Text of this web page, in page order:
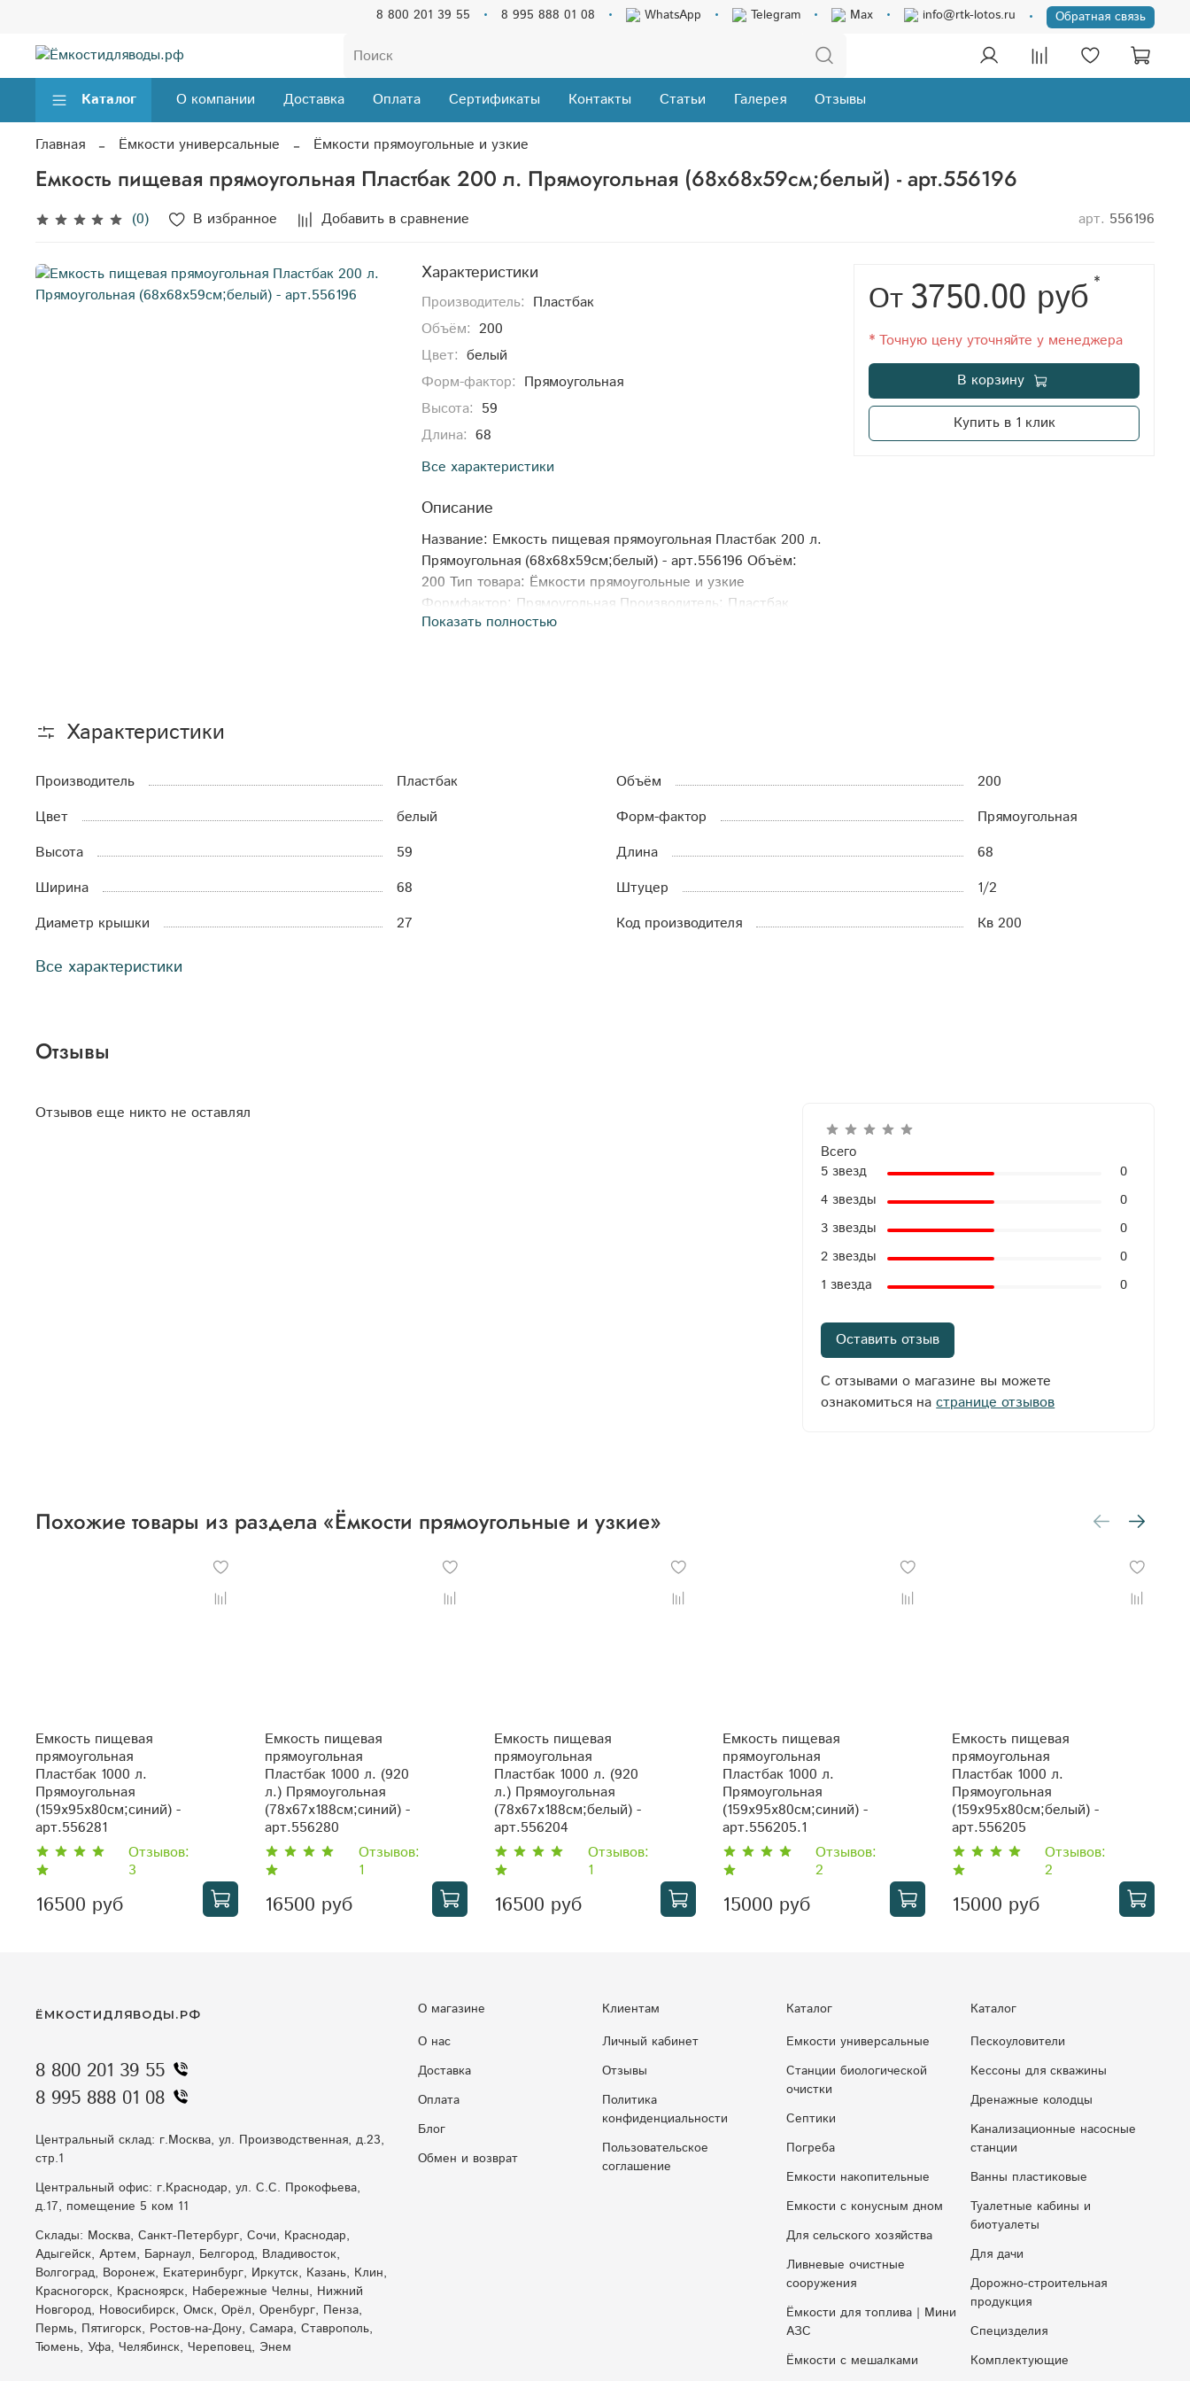
8 800 201 39 55 8 995 888 01 08 WhatsApp Telegram Max info@rtk-lotos.ru Обратная связь
Каталог О компании Доставка Оплата Сертификаты Контакты Статьи Галерея Отзывы
Главная Ёмкости универсальные Ёмкости прямоугольные и узкие
Емкость пищевая прямоугольная Пластбак 200 л. Прямоугольная (68x68x59см;белый) - арт.556196
(0) В избранное Добавить в сравнение арт. 556196
Характеристики
Производитель: Пластбак
Объём: 200
Цвет: белый
Форм-фактор: Прямоугольная
Высота: 59
Длина: 68
Все характеристики
Описание
Название: Емкость пищевая прямоугольная Пластбак 200 л.
Прямоугольная (68x68x59см;белый) - арт.556196 Объём:
200 Тип товара: Ёмкости прямоугольные и узкие
Формфактор: Прямоугольная Производитель: Пластбак
Длина: 68 Ширина: 68 Высота: 59 Объем транспортный:
Показать полностью
От 3750.00 руб *
* Точную цену уточняйте у менеджера
В корзину
Купить в 1 клик
Характеристики
Производитель Пластбак Объём
200
Цвет
белый Форм-фактор
Прямоугольная
Высота
59 Длина
68
Ширина
68 Штуцер
1/2
Диаметр крышки
27 Код производителя Кв 200
Все характеристики
Отзывы
Отзывов еще никто не оставлял
Всего
5 звезд
0
4 звезды
0
3 звезды
0
2 звезды
0
1 звезда
0
Оставить отзыв
С отзывами о магазине вы можете
ознакомиться настранице отзывов
Похожие товары из раздела «Ёмкости прямоугольные и узкие»
Емкость пищевая
прямоугольная
Пластбак 1000 л.
Прямоугольная
(159x95x80см;синий) -
арт.556281
Отзывов:
3
16500 руб
Емкость пищевая
прямоугольная
Пластбак 1000 л. (920
л.) Прямоугольная
(78x67x188см;синий) -
арт.556280
Отзывов:
1
16500 руб
Емкость пищевая
прямоугольная
Пластбак 1000 л. (920
л.) Прямоугольная
(78x67x188см;белый) -
арт.556204
Отзывов:
1
16500 руб
Емкость пищевая
прямоугольная
Пластбак 1000 л.
Прямоугольная
(159x95x80см;синий) -
арт.556205.1
Отзывов:
2
15000 руб
Емкость пищевая
прямоугольная
Пластбак 1000 л.
Прямоугольная
(159x95x80см;белый) -
арт.556205
Отзывов:
2
15000 руб
О магазине
О нас
Доставка
Оплата
Блог
Обмен и возврат
Клиентам
Личный кабинет
Отзывы
Политика
конфиденциальности
Пользовательское
соглашение
Каталог
Емкости универсальные
Станции биологической
очистки
Септики
Погреба
Емкости накопительные
Eмкocти c кoнуcным днoм
Для сельского хозяйства
Ливневые очистные
сооружения
Ёмкости для топлива | Мини
АЗС
Ёмкости с мешалками
Каталог
Пескоуловители
Кессоны для скважины
Дренажные колодцы
Kaнaлизaциoнныe нacocныe
cтaнции
Ванны пластиковые
Туалетные кабины и
биотуалеты
Для дачи
Дорожно-строительная
продукция
Специзделия
Комплектующие
ЁМКОСТИДЛЯВОДЫ.РФ
8 800 201 39 55
8 995 888 01 08
Центральный склад: г.Москва, ул. Производственная, д.23,
стр.1
Центральный офис: г.Краснодар, ул. С.С. Прокофьева,
д.17, помещение 5 ком 11
Склады: Москва, Санкт-Петербург, Сочи, Краснодар,
Адыгейск, Артем, Барнаул, Белгород, Владивосток,
Волгоград, Воронеж, Екатеринбург, Иркутск, Казань, Клин,
Красногорск, Красноярск, Набережные Челны, Нижний
Новгород, Новосибирск, Омск, Орёл, Оренбург, Пенза,
Пермь, Пятигорск, Ростов-на-Дону, Самара, Ставрополь,
Тюмень, Уфа, Челябинск, Череповец, Энем